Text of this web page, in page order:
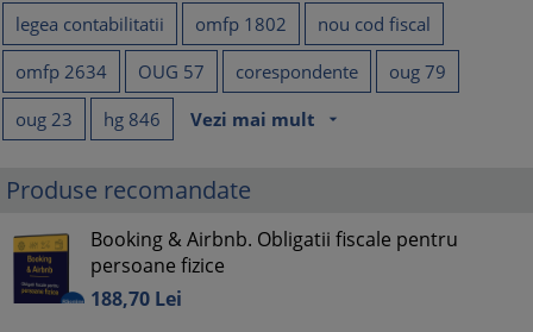
legea contabilitatii
omfp 1802
nou cod fiscal
omfp 2634
OUG 57 corespondente
oug 79
oug 23
hg 846 Vezi mai mult arrow_drop_down
Produse recomandate
Booking & Airbnb. Obligatii fiscale pentru
persoane fizice
188,70 Lei